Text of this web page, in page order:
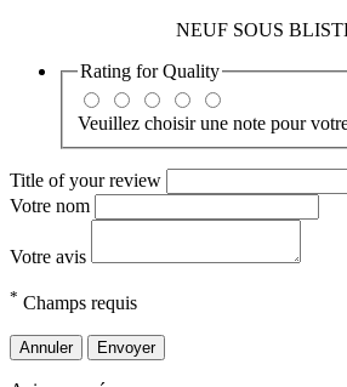
NEUF SOUS
Rating forQuality
Veuillez choisir une note pour
Title of your review
Votre nom
Votre avis
* Champs requis
Annuler Envoyer